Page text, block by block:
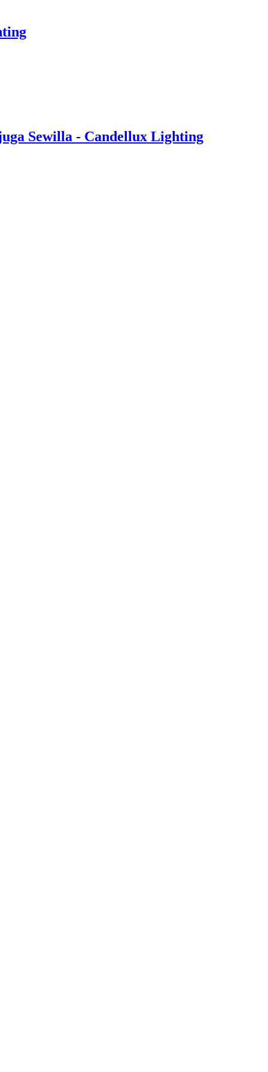
Sewilla - Candellux Lighting